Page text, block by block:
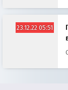
23.12.22 05:51